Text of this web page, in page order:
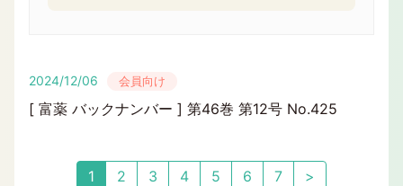
2024/12/06 会員向け
[ 富薬 バックナンバー ] 第46巻 第12号 No.425
1 2 3 4 5 6 7 >